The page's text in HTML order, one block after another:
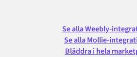
Se alla Weebly-
Se alla Mollie-
Bläddra i hela